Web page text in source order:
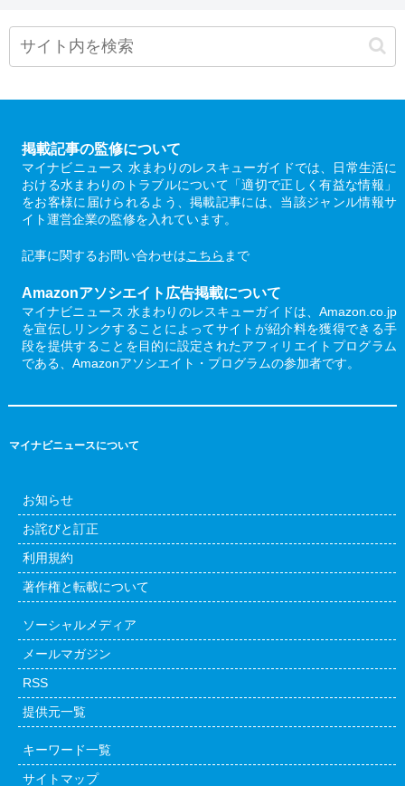
掲載記事の監修について
マイナビニュース 水まわりのレスキューガイドでは、日常生活に
おける水まわりのトラブルについて「適切で正しく有益な情報」
をお客様に届けられるよう、掲載記事には、当該ジャンル情報サ
イト運営企業の監修を入れています。
記事に関するお問い合わせはこちら まで
Amazonアソシエイト広告掲載について
マイナビニュース 水まわりのレスキューガイドは、Amazon.co.jp
を宣伝しリンクすることによってサイトが紹介料を獲得できる手
段を提供することを目的に設定されたアフィリエイトプログラム
である、Amazonアソシエイト・プログラムの参加者です。
マイナビニュースについて
お知らせ
お詫びと訂正
利用規約
著作権と転載について
ソーシャルメディア
メールマガジン
RSS
提供元一覧
キーワード一覧
サイトマップ